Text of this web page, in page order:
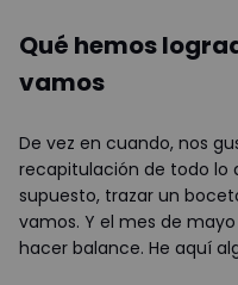
Qué hemos
vamos
De vez en cuando, nos
recapitulación de todo lo
supuesto, trazar un
vamos. Y el mes de
hacer balance. He aquí